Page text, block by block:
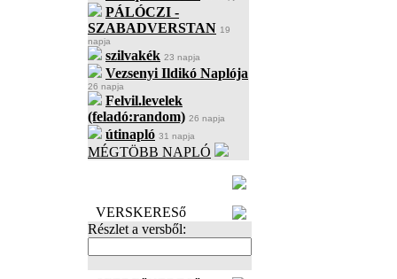
PÁLÓCZI -
SZABADVERSTAN 19
napja
szilvakék 23 napja
Vezsenyi Ildikó Naplója
26 napja
Felvil.levelek
(feladó:random) 26 napja
útinapló 31 napja
MÉGTÖBB NAPLÓ
VERSKERESő
Részlet a versből: